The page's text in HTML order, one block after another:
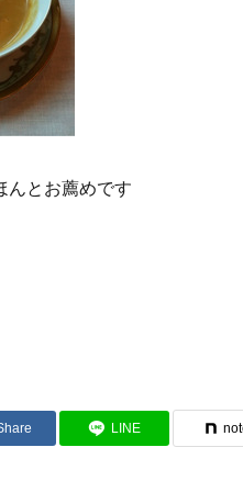
んとお薦めです
LINE